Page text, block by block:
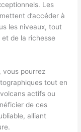
Les
d’accéder à
les niveaux, tout
de la richesse
vous pourrez
tout en
actifs ou
de ces
alliant